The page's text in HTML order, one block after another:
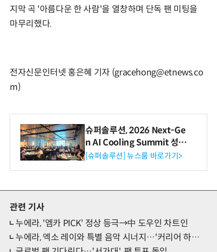
지막 곡 '아름다운 한 사람'을 열창하며 단독 팬 미팅을
마무리했다.
전자신문인터넷 홍은혜 기자 (gracehong@etnews.co
m)
슈퍼솔루션, 2026 Next-Ge
n AI Cooling Summit 성황
리 성료
[슈퍼솔루션] 뉴스룸 바로가기>
관련 기사
누에라, '엠카 PICK' 정상 등극→中 도우인 차트인
누에라, 엑소 레이와 특별 음악 시너지…'커리어 하이' 달성